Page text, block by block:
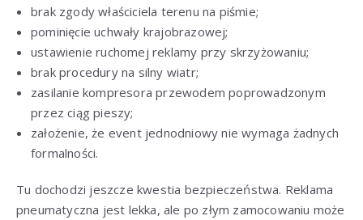
brak zgody właściciela terenu na piśmie;
pominięcie uchwały krajobrazowej;
ustawienie ruchomej reklamy przy skrzyżowaniu;
brak procedury na silny wiatr;
zasilanie kompresora przewodem poprowadzonym
przez ciąg pieszy;
założenie, że event jednodniowy nie wymaga żadnych
formalności.
Tu dochodzi jeszcze kwestia bezpieczeństwa. Reklama
pneumatyczna jest lekka, ale po złym zamocowaniu może